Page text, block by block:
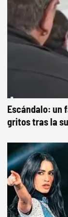
Escándalo: un
gritos tras la